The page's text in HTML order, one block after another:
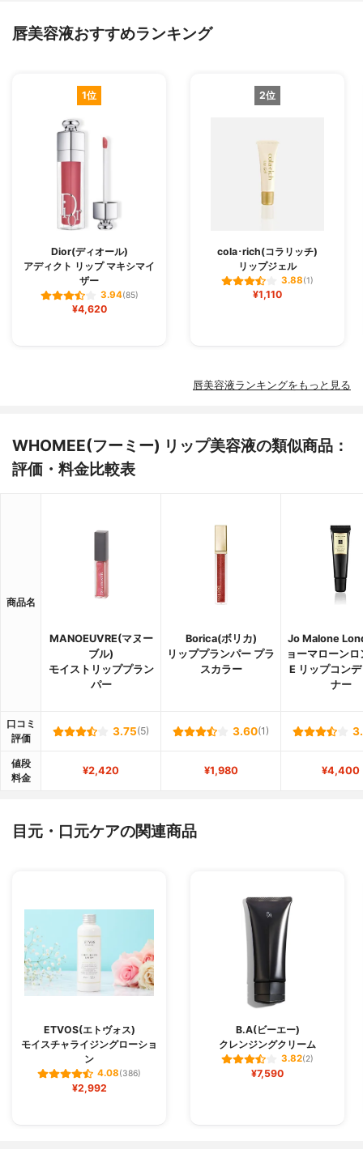
唇美容液おすすめランキング
1位
Dior(ディオール)
アディクト リップ マキシマイ
ザー
3.94(85)
¥4,620
2位
cola･rich(コラリッチ)
リップジェル
3.88(1)
¥1,110
唇美容液ランキングをもっと見る
WHOMEE(フーミー) リップ美容液の類似商品：
評価・料金比較表
商品名
MANOEUVRE(マヌー
ブル)
モイストリッププラン
パー
Borica(ボリカ)
リッププランパー プラ
スカラー
Jo Malone
ョーマローン
E リップコン
ナー
口コミ
評価
3.75(5) 3.60(1)
値段
料金
¥2,420 ¥1,980 ¥4,400
目元・口元ケアの関連商品
ETVOS(エトヴォス)
モイスチャライジングローショ
ン
4.08(386)
¥2,992
B.A(ビーエー)
クレンジングクリーム
3.82(2)
¥7,590